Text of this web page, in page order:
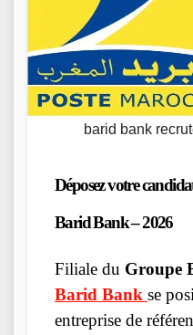
barid bank
Déposez votre
Barid Bank – 2026
Filiale du Groupe
Barid Bank se
entreprise de